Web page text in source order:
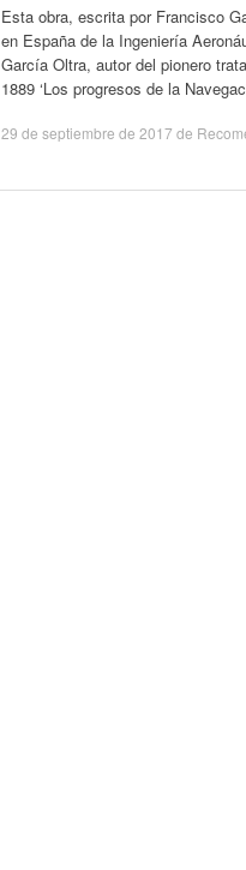
Esta obra, escrita por Francisco
en España de la Ingeniería
García Oltra, autor del pionero
1889 ‘Los progresos de la
29 de septiembre de 2017 de